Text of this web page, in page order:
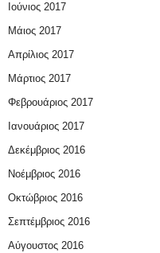
Ιούνιος 2017
Μάιος 2017
Απρίλιος 2017
Μάρτιος 2017
Φεβρουάριος 2017
Ιανουάριος 2017
Δεκέμβριος 2016
Νοέμβριος 2016
Οκτώβριος 2016
Σεπτέμβριος 2016
Αύγουστος 2016